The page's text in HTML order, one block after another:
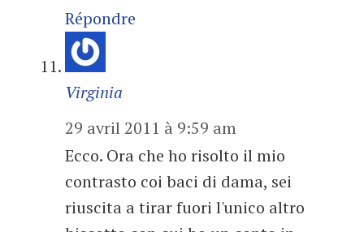
Répondre
Virginia
29 avril 2011 à 9:59 am
Ecco. Ora che ho risolto il mio
contrasto coi baci di dama, sei
riuscita a tirar fuori l'unico altro